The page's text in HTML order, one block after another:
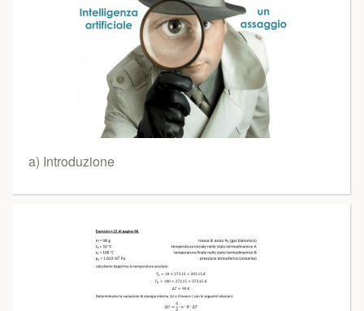
a) Introduzione